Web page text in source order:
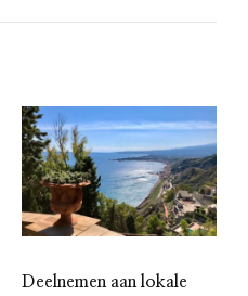
Deelnemen aan lokale